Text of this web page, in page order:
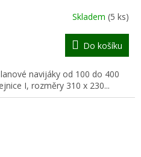
R
M
A
Skladem (5 ks)
Do košíku
navijáky od 100 do 400
I, rozměry 310 x 230...